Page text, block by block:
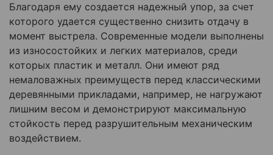
Благодаря ему создается надежный упор, за счет
которого удается существенно снизить отдачу в
момент выстрела. Современные модели выполнены
из износостойких и легких материалов, среди
которых пластик и металл. Они имеют ряд
немаловажных преимуществ перед классическими
деревянными прикладами, например, не нагружают
лишним весом и демонстрируют максимальную
стойкость перед разрушительным механическим
воздействием.